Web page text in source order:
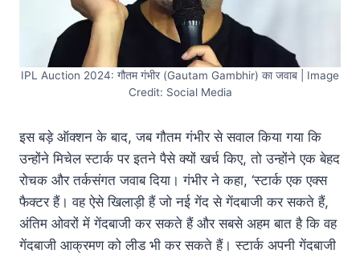
IPL Auction 2024: गौतम गंभीर (Gautam Gambhir) का जवाब | Image
Credit: Social Media
इस बड़े ऑक्शन के बाद, जब गौतम गंभीर से सवाल किया गया कि
उन्होंने मिचेल स्टार्क पर इतने पैसे क्यों खर्च किए, तो उन्होंने एक बेहद
रोचक और तर्कसंगत जवाब दिया। गंभीर ने कहा, ‘स्टार्क एक एक्स
फैक्टर हैं। वह ऐसे खिलाड़ी हैं जो नई गेंद से गेंदबाजी कर सकते हैं,
अंतिम ओवरों में गेंदबाजी कर सकते हैं और सबसे अहम बात है कि वह
गेंदबाजी आक्रमण को लीड भी कर सकते हैं। स्टार्क अपनी गेंदबाजी